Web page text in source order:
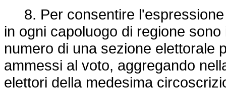
8. Per consentire l'espressione
in ogni capoluogo di regione
numero di una sezione elettorale
ammessi al voto, aggregando
elettori della medesima